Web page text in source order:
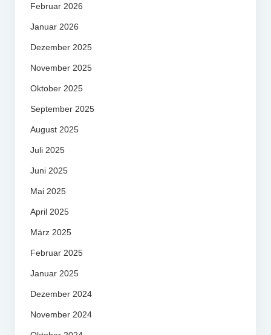
Februar 2026
Januar 2026
Dezember 2025
November 2025
Oktober 2025
September 2025
August 2025
Juli 2025
Juni 2025
Mai 2025
April 2025
März 2025
Februar 2025
Januar 2025
Dezember 2024
November 2024